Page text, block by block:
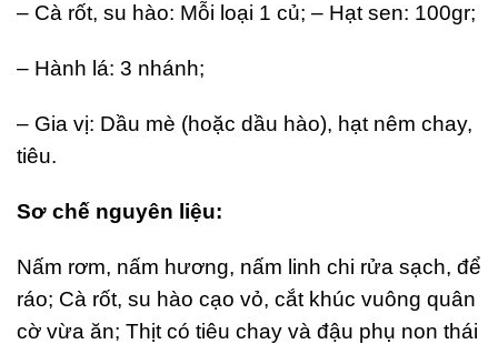
– Cà rốt, su hào: Mỗi loại 1 củ; – Hạt sen: 100gr;
– Hành lá: 3 nhánh;
– Gia vị: Dầu mè (hoặc dầu hào), hạt nêm chay,
tiêu.
Sơ chế nguyên liệu:
Nấm rơm, nấm hương, nấm linh chi rửa sạch, để
ráo; Cà rốt, su hào cạo vỏ, cắt khúc vuông quân
cờ vừa ăn; Thịt có tiêu chay và đậu phụ non thái